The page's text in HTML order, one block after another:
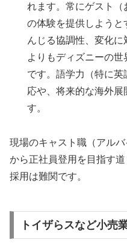
れます。常にゲスト
の体験を提供しよう
んじる協調性、変化
よりもディズニーの
です。語学力（特に
応や、将来的な海外展
す。
現場のキャスト職（アル
から正社員登用を目指す
採用は難関です。
トイザらスなど小売